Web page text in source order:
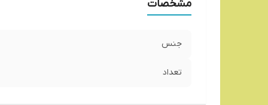
مشخصات
جنس
تعداد